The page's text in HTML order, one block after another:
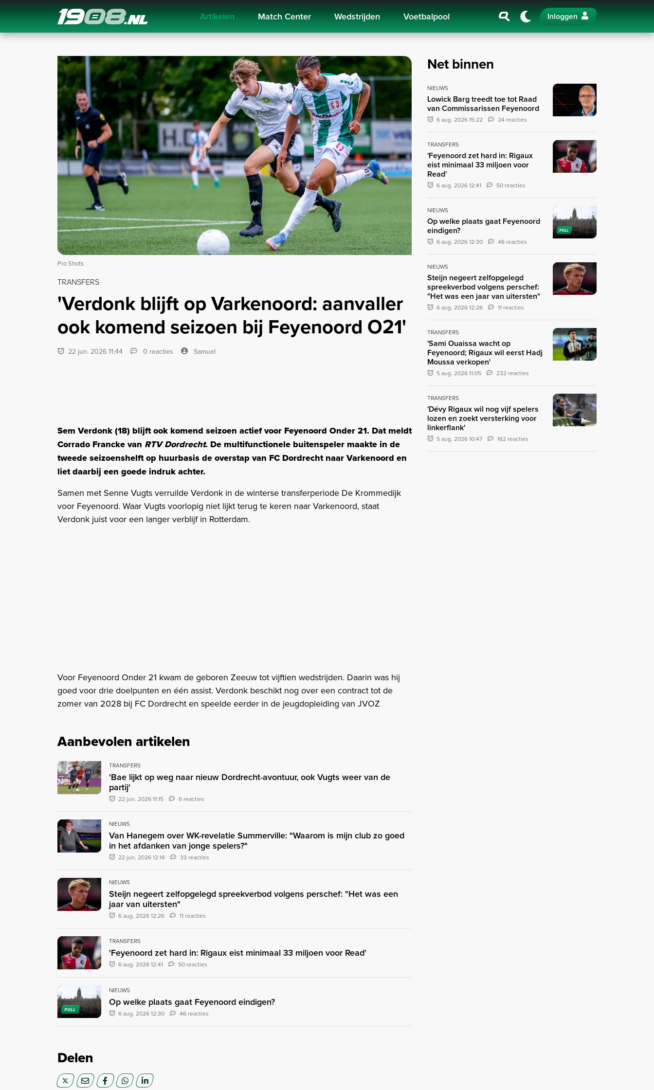
Navigation Artikelen Match Center Wedstrijden Voetbalpool Inloggen
Pro Shots
TRANSFERS
'Verdonk blijft op Varkenoord: aanvaller
ook komend seizoen bij Feyenoord O21'
22 jun. 2026 11:44 0 reacties Samuel
Sem Verdonk (18) blijft ook komend seizoen actief voor Feyenoord Onder 21. Dat meldt
Corrado Francke van RTV Dordrecht. De multifunctionele buitenspeler maakte in de
tweede seizoenshelft op huurbasis de overstap van FC Dordrecht naar Varkenoord en
liet daarbij een goede indruk achter.
Samen met Senne Vugts verruilde Verdonk in de winterse transferperiode De Krommedijk
voor Feyenoord. Waar Vugts voorlopig niet lijkt terug te keren naar Varkenoord, staat
Verdonk juist voor een langer verblijf in Rotterdam.
Voor Feyenoord Onder 21 kwam de geboren Zeeuw tot vijftien wedstrijden. Daarin was hij
goed voor drie doelpunten en één assist. Verdonk beschikt nog over een contract tot de
zomer van 2028 bij FC Dordrecht en speelde eerder in de jeugdopleiding van JVOZ
Aanbevolen artikelen
TRANSFERS
'Bae lijkt op weg naar nieuw Dordrecht-avontuur, ook Vugts weer van de
partij'
22 jun. 2026 11:15 6 reacties
NIEUWS
Van Hanegem over WK-revelatie Summerville: "Waarom is mijn club zo goed
in het afdanken van jonge spelers?"
22 jun. 2026 12:14 33 reacties
NIEUWS
Steijn negeert zelfopgelegd spreekverbod volgens perschef: "Het was een
jaar van uitersten"
6 aug. 2026 12:26 11 reacties
TRANSFERS
'Feyenoord zet hard in: Rigaux eist minimaal 33 miljoen voor Read'
6 aug. 2026 12:41 50 reacties
POLL
NIEUWS
Op welke plaats gaat Feyenoord eindigen?
6 aug. 2026 12:30 46 reacties
Delen
Net binnen
NIEUWS
Lowick Barg treedt toe tot Raad
van Commissarissen Feyenoord
6 aug. 2026 15:22 24 reacties
TRANSFERS
'Feyenoord zet hard in: Rigaux
eist minimaal 33 miljoen voor
Read'
6 aug. 2026 12:41 50 reacties
POLL
NIEUWS
Op welke plaats gaat Feyenoord
eindigen?
6 aug. 2026 12:30 46 reacties
NIEUWS
Steijn negeert zelfopgelegd
spreekverbod volgens perschef:
"Het was een jaar van uitersten"
6 aug. 2026 12:26 11 reacties
TRANSFERS
'Sami Ouaissa wacht op
Feyenoord; Rigaux wil eerst Hadj
Moussa verkopen'
5 aug. 2026 11:05 232 reacties
TRANSFERS
'Dévy Rigaux wil nog vijf spelers
lozen en zoekt versterking voor
linkerflank'
5 aug. 2026 10:47 162 reacties